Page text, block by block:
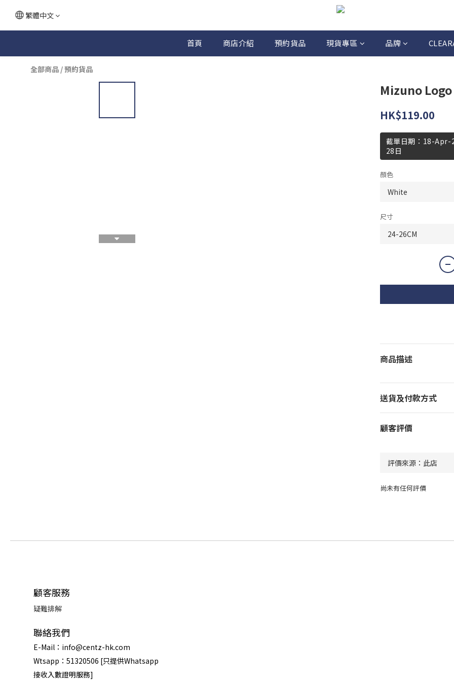
繁體中文
首頁 商店介紹 預約貨品 現貨專區 品牌
全部商品 /預約貨品
Mizuno
HK$119.00
截單日期：18-Apr-
28日
顏色
尺寸
商品描述
送貨及付款方式
顧客評價
尚未有任何評價
顧客服務
疑難排解
聯絡我們
E-Mail：info@centz-hk.com
Wtsapp：51320506 [只提供Whatsapp
接收入數證明服務]